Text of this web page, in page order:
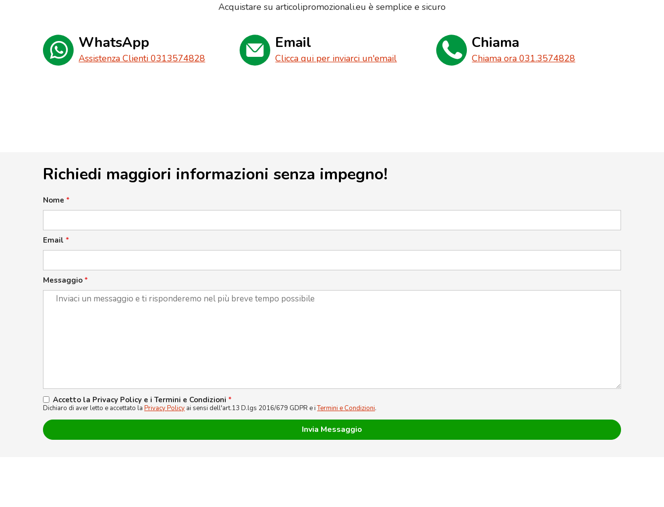
Acquistare su articolipromozionali.eu è semplice e sicuro
WhatsApp
Assistenza Clienti 0313574828
Email
Clicca qui per inviarci un'email
Chiama
Chiama ora 031.3574828
Richiedi maggiori informazioni senza impegno!
Nome *
Email *
Messaggio *
Accetto la Privacy Policy e i Termini e Condizioni *
Dichiaro di aver letto e accettato la Privacy Policy ai sensi dell'art.13 D.lgs 2016/679 GDPR e iTermini e Condizioni.